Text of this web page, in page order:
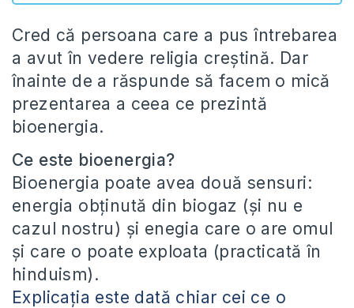
Cred că persoana care a pus întrebarea
a avut în vedere religia creştină. Dar
înainte de a răspunde să facem o mică
prezentarea a ceea ce prezintă
bioenergia.
Ce este bioenergia?
Bioenergia poate avea două sensuri:
energia obţinută din biogaz (şi nu e
cazul nostru) şi enegia care o are omul
şi care o poate exploata (practicată în
hinduism).
Explicaţia este dată chiar cei ce o